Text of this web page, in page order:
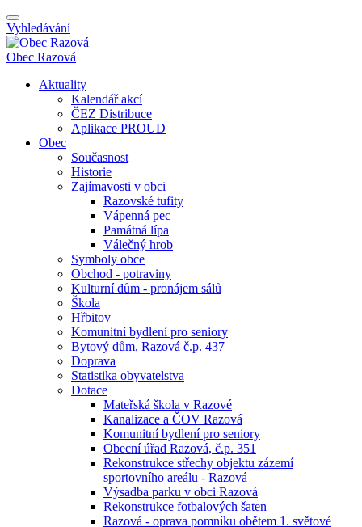
Vyhledávání
Obec Razová
Aktuality
Kalendář akcí
ČEZ Distribuce
Aplikace PROUD
Obec
Současnost
Historie
Zajímavosti v obci
Razovské tufity
Vápenná pec
Památná lípa
Válečný hrob
Symboly obce
Obchod - potraviny
Kulturní dům - pronájem sálů
Škola
Hřbitov
Komunitní bydlení pro seniory
Bytový dům, Razová č.p. 437
Doprava
Statistika obyvatelstva
Dotace
Mateřská škola v Razové
Kanalizace a ČOV Razová
Komunitní bydlení pro seniory
Obecní úřad Razová, č.p. 351
Rekonstrukce střechy objektu zázemí
sportovního areálu - Razová
Výsadba parku v obci Razová
Rekonstrukce fotbalových šaten
Razová - oprava pomníku obětem 1. světové